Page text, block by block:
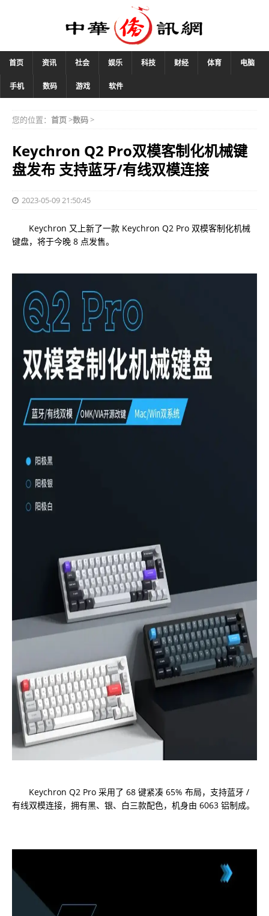
首页 资讯 社会 娱乐 科技 财经 体育 电脑
手机 数码 游戏 软件
您的位置： 首页>数码>
Keychron Q2 Pro双模客制化机械键
盘发布 支持蓝牙/有线双模连接
2023-05-09 21:50:45
Keychron 又上新了一款 Keychron Q2 Pro 双模客制化机械
键盘，将于今晚 8 点发售。
Keychron Q2 Pro 采用了 68 键紧凑 65% 布局，支持蓝牙 /
有线双模连接，拥有黑、银、白三款配色，机身由 6063 铝制成。